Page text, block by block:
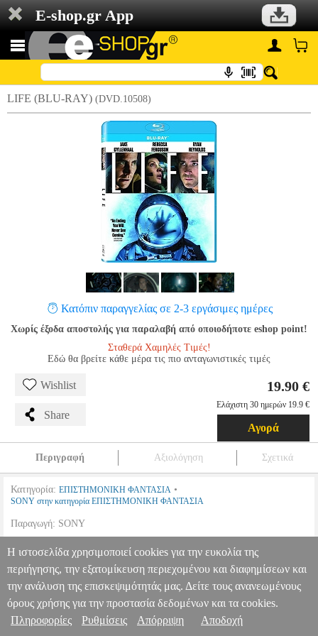
E-shop.gr App
LIFE (BLU-RAY) (DVD.10508)
Κατόπιν παραγγελίας σε 2-3 εργάσιμες ημέρες
Χωρίς έξοδα αποστολής για παραλαβή από οποιοδήποτε eshop point!
Σταθερά Χαμηλές Τιμές!
Εδώ θα βρείτε κάθε μέρα τις πιο ανταγωνιστικές τιμές
Wishlist
Share
19.90 €
Ελάχιστη 30 ημερών 19.9 €
Αγορά
Περιγραφή Αξιολόγηση Σχετικά
Κατηγορία: ΕΠΙΣΤΗΜΟΝΙΚΗ ΦΑΝΤΑΣΙΑ •
SONY στην κατηγορία ΕΠΙΣΤΗΜΟΝΙΚΗ ΦΑΝΤΑΣΙΑ
Παραγωγή: SONY
LIFE (BLU-RAY) DVD.10508 SONY
ΕΠΙΣΤΗΜΟΝΙΚΗ ΦΑΝΤΑΣΙΑ Κατηγορία: ΕΠΙΣΤΗΜΟΝΙΚΗ
ΦΑΝΤΑΣΙΑ •SONY στην κατηγορία
ΕΠΙΣΤΗΜΟΝΙΚΗ ΦΑΝΤΑΣΙΑ Παραγωγή: SONYLIFE (BLU-
RAY)
19.90
Πληροφορίες & Υπηρεσίες >
Η ιστοσελίδα χρησιμοποιεί cookies για την ευκολία της
περιήγησης, την εξατομίκευση περιεχομένου και διαφημίσεων και
την ανάλυση της επισκεψιμότητάς μας. Δείτε τους ανανεωμένους
όρους χρήσης για την προστασία δεδομένων και τα cookies.
Πληροφορίες
Ρυθμίσεις Απόρριψη Αποδοχή